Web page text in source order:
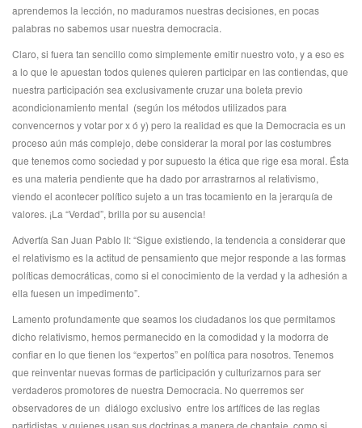
aprendemos la lección, no maduramos nuestras decisiones, en pocas
palabras no sabemos usar nuestra democracia.
Claro, si fuera tan sencillo como simplemente emitir nuestro voto, y a eso es
a lo que le apuestan todos quienes quieren participar en las contiendas, que
nuestra participación sea exclusivamente cruzar una boleta previo
acondicionamiento mental (según los métodos utilizados para
convencernos y votar por x ó y) pero la realidad es que la Democracia es un
proceso aún más complejo, debe considerar la moral por las costumbres
que tenemos como sociedad y por supuesto la ética que rige esa moral. Ésta
es una materia pendiente que ha dado por arrastrarnos al relativismo,
viendo el acontecer político sujeto a un tras tocamiento en la jerarquía de
valores. ¡La “Verdad”, brilla por su ausencia!
Advertía San Juan Pablo II: “Sigue existiendo, la tendencia a considerar que
el relativismo es la actitud de pensamiento que mejor responde a las formas
políticas democráticas, como si el conocimiento de la verdad y la adhesión a
ella fuesen un impedimento”.
Lamento profundamente que seamos los ciudadanos los que permitamos
dicho relativismo, hemos permanecido en la comodidad y la modorra de
confiar en lo que tienen los “expertos” en política para nosotros. Tenemos
que reinventar nuevas formas de participación y culturizarnos para ser
verdaderos promotores de nuestra Democracia. No querremos ser
observadores de un diálogo exclusivo entre los artífices de las reglas
partidistas, y quienes usan sus doctrinas a manera de chantaje, como si